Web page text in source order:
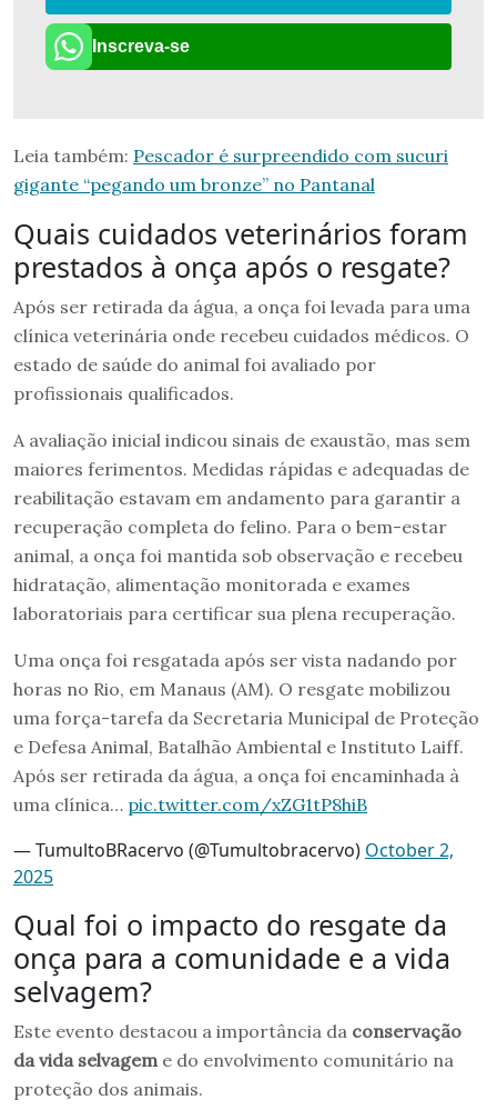
Inscreva-se
Leia também: Pescador é surpreendido com sucuri
gigante “pegando um bronze” no Pantanal
Quais cuidados veterinários foram
prestados à onça após o resgate?
Após ser retirada da água, a onça foi levada para uma
clínica veterinária onde recebeu cuidados médicos. O
estado de saúde do animal foi avaliado por
profissionais qualificados.
A avaliação inicial indicou sinais de exaustão, mas sem
maiores ferimentos. Medidas rápidas e adequadas de
reabilitação estavam em andamento para garantir a
recuperação completa do felino. Para o bem-estar
animal, a onça foi mantida sob observação e recebeu
hidratação, alimentação monitorada e exames
laboratoriais para certificar sua plena recuperação.
Uma onça foi resgatada após ser vista nadando por
horas no Rio, em Manaus (AM). O resgate mobilizou
uma força-tarefa da Secretaria Municipal de Proteção
e Defesa Animal, Batalhão Ambiental e Instituto Laiff.
Após ser retirada da água, a onça foi encaminhada à
uma clínica… pic.twitter.com/xZG1tP8hiB
— TumultoBRacervo (@Tumultobracervo) October 2,
2025
Qual foi o impacto do resgate da
onça para a comunidade e a vida
selvagem?
Este evento destacou a importância da conservação
da vida selvagem e do envolvimento comunitário na
proteção dos animais.